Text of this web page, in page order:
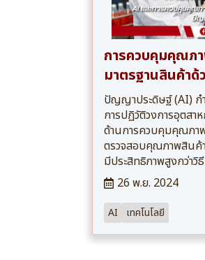
การควบคุมคุณภ
มาตรฐานสินค้า
ปัญญาประดิษฐ์ (AI) ก
การปฏิวัติวงการอุตสา
ด้านการควบคุมคุณภ
ตรวจสอบคุณภาพสินค้า
มีประสิทธิภาพสูงกว่าวิ
26 พ.ย. 2024
AI เทคโนโลยี